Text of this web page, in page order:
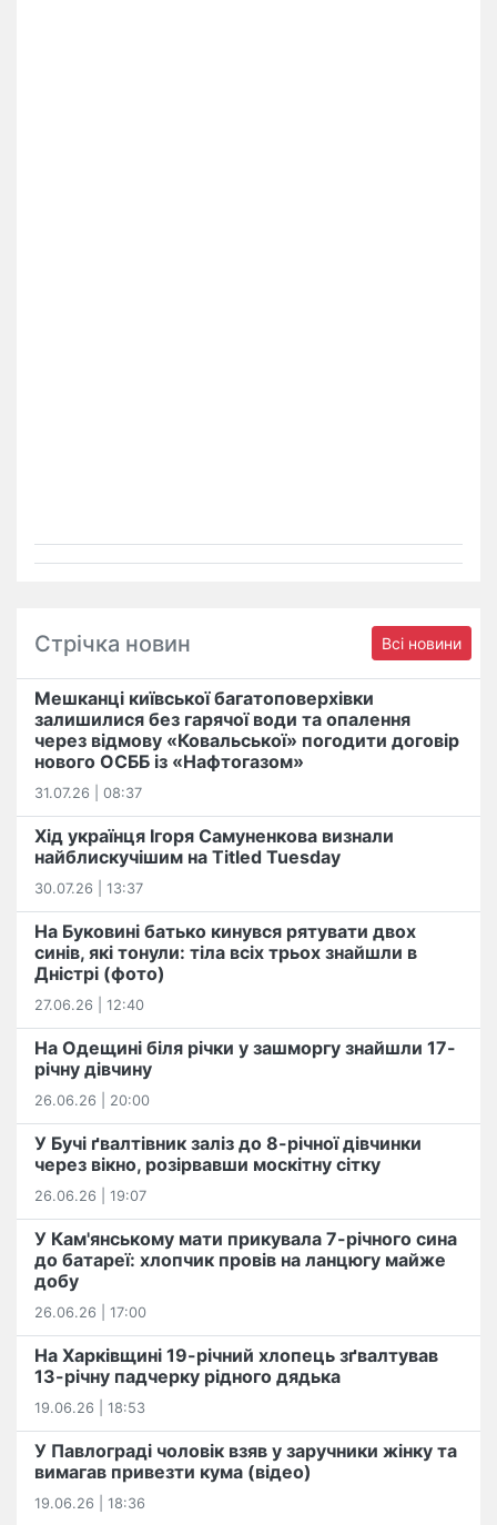
Стрічка новин Всі новини
Мешканці київської багатоповерхівки
залишилися без гарячої води та опалення
через відмову «Ковальської» погодити договір
нового ОСББ із «Нафтогазом»
31.07.26 | 08:37
Хід українця Ігоря Самуненкова визнали
найблискучішим на Titled Tuesday
30.07.26 | 13:37
На Буковині батько кинувся рятувати двох
синів, які тонули: тіла всіх трьох знайшли в
Дністрі (фото)
27.06.26 | 12:40
На Одещині біля річки у зашморгу знайшли 17-
річну дівчину
26.06.26 | 20:00
У Бучі ґвалтівник заліз до 8-річної дівчинки
через вікно, розірвавши москітну сітку
26.06.26 | 19:07
У Кам'янському мати прикувала 7-річного сина
до батареї: хлопчик провів на ланцюгу майже
добу
26.06.26 | 17:00
На Харківщині 19-річний хлопець​ ️зґвалтував
13-річну падчерку рідного дядька
19.06.26 | 18:53
У Павлограді чоловік взяв у заручники жінку та
вимагав привезти кума (відео)
19.06.26 | 18:36